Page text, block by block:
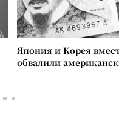
Япония и Корея
обвалили